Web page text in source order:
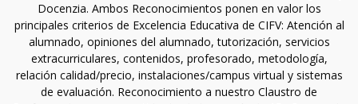
Docenzia. Ambos Reconocimientos ponen en valor los
principales criterios de Excelencia Educativa de CIFV: Atención al
alumnado, opiniones del alumnado, tutorización, servicios
extracurriculares, contenidos, profesorado, metodología,
relación calidad/precio, instalaciones/campus virtual y sistemas
de evaluación. Reconocimiento a nuestro Claustro de